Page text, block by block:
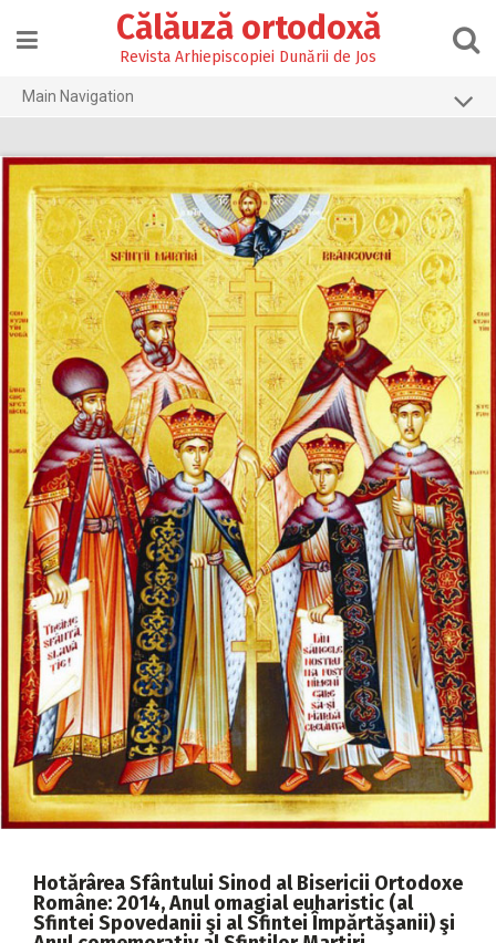
content
Călăuză ortodoxă
Revista Arhiepiscopiei Dunării de Jos
Main Navigation
2025
2024
2023
2022
2021
2020
2019
2018
2017
2016
2015
2014
2013
2012
2011
2010
2009
Hotărârea Sfântului Sinod al Bisericii Ortodoxe
Române: 2014, Anul omagial euharistic (al
Sfintei Spovedanii şi al Sfintei Împărtăşanii) şi